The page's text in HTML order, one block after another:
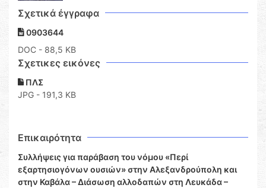
Σχετικά έγγραφα
0903644
DOC - 88,5 KB
Σχετικες εικόνες
ΠΛΣ
JPG - 191,3 KB
Επικαιρότητα
Συλλήψεις για παράβαση του νόμου «Περί
εξαρτησιογόνων ουσιών» στην Αλεξανδρούπολη και
στην Καβάλα – Διάσωση αλλοδαπών στη Λευκάδα –